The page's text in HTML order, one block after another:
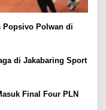
Popsivo Polwan di
di Jakabaring Sport
Final Four PLN